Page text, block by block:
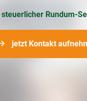
steuerlicher Rundum-
jetzt Kontakt